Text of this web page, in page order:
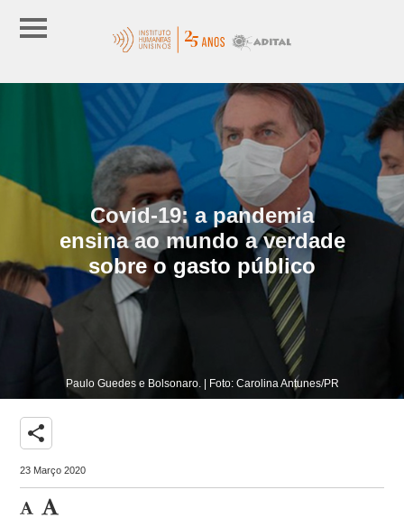
Covid-19: a pandemia
ensina ao mundo a verdade
sobre o gasto público
Paulo Guedes e Bolsonaro. | Foto: Carolina Antunes/PR
share
23 Março 2020